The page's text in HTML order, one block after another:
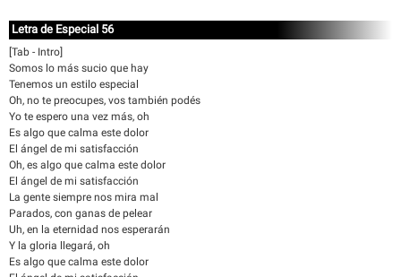
Letra de Especial 56
[Tab - Intro]
Somos lo más sucio que hay
Tenemos un estilo especial
Oh, no te preocupes, vos también podés
Yo te espero una vez más, oh
Es algo que calma este dolor
El ángel de mi satisfacción
Oh, es algo que calma este dolor
El ángel de mi satisfacción
La gente siempre nos mira mal
Parados, con ganas de pelear
Uh, en la eternidad nos esperarán
Y la gloria llegará, oh
Es algo que calma este dolor